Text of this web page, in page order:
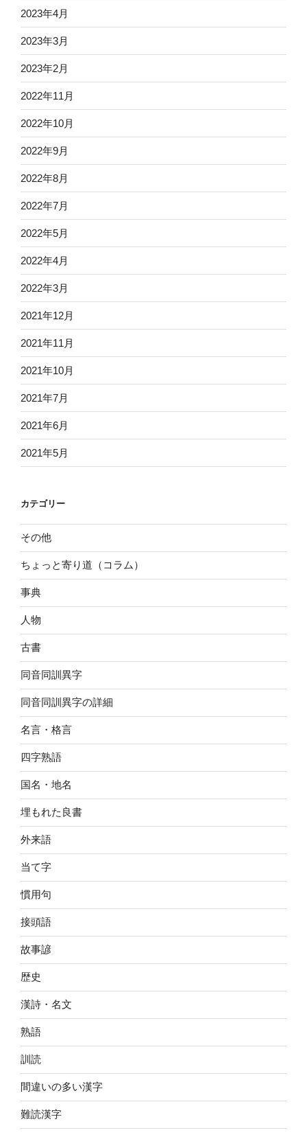
2023年4月
2023年3月
2023年2月
2022年11月
2022年10月
2022年9月
2022年8月
2022年7月
2022年5月
2022年4月
2022年3月
2021年12月
2021年11月
2021年10月
2021年7月
2021年6月
2021年5月
カテゴリー
その他
ちょっと寄り道（コラム）
事典
人物
古書
同音同訓異字
同音同訓異字の詳細
名言・格言
四字熟語
国名・地名
埋もれた良書
外来語
当て字
慣用句
接頭語
故事諺
歴史
漢詩・名文
熟語
訓読
間違いの多い漢字
難読漢字